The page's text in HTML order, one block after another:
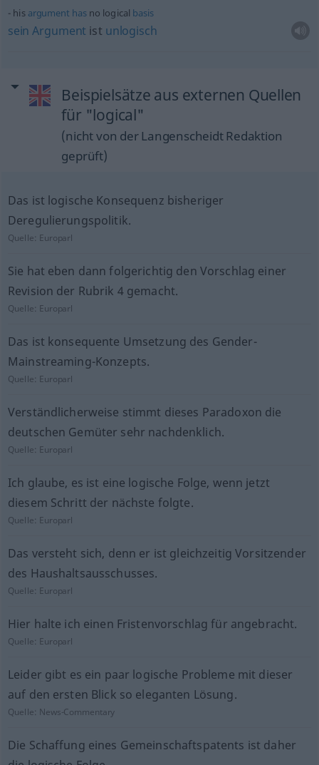
his argument hasno logical basis
sein Argument ist unlogisch
Beispielsätze aus externen Quellen
für "logical"
(nicht von der Langenscheidt Redaktion
geprüft)
Das ist logische Konsequenz bisheriger
Deregulierungspolitik.
Quelle: Europarl
Sie hat eben dann folgerichtig den Vorschlag einer
Revision der Rubrik 4 gemacht.
Quelle: Europarl
Das ist konsequente Umsetzung des Gender-
Mainstreaming-Konzepts.
Quelle: Europarl
Verständlicherweise stimmt dieses Paradoxon die
deutschen Gemüter sehr nachdenklich.
Quelle: Europarl
Ich glaube, es ist eine logische Folge, wenn jetzt
diesem Schritt der nächste folgte.
Quelle: Europarl
Das versteht sich, denn er ist gleichzeitig Vorsitzender
des Haushaltsausschusses.
Quelle: Europarl
Hier halte ich einen Fristenvorschlag für angebracht.
Quelle: Europarl
Leider gibt es ein paar logische Probleme mit dieser
auf den ersten Blick so eleganten Lösung.
Quelle: News-Commentary
Die Schaffung eines Gemeinschaftspatents ist daher